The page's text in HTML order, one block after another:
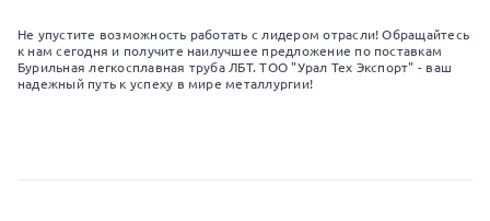
Не упустите возможность работать с лидером отрасли! Обращайтесь
к нам сегодня и получите наилучшее предложение по поставкам
Бурильная легкосплавная труба ЛБТ. ТОО "Урал Тех Экспорт" - ваш
надежный путь к успеху в мире металлургии!